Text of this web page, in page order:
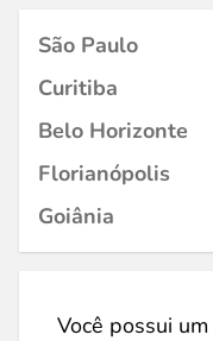
São Paulo
Curitiba
Belo Horizonte
Florianópolis
Goiânia
Você possui